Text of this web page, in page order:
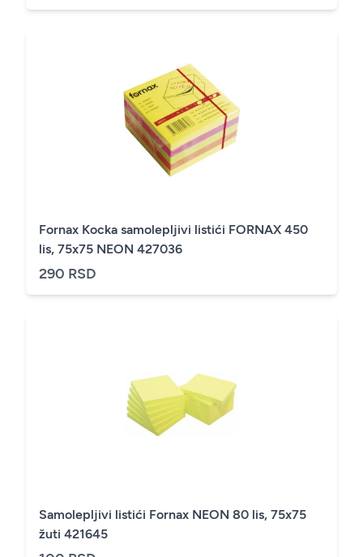
Fornax Kocka samolepljivi listići FORNAX 450
lis, 75x75 NEON 427036
290 RSD
Samolepljivi listići Fornax NEON 80 lis, 75x75
žuti 421645